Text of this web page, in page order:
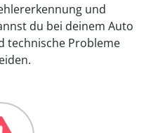
und
du bei deinem Auto
technische Probleme